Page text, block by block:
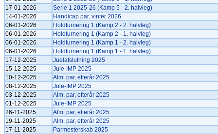
17-01-2026
Serie 1 2025-26 (Kamp 5 - 2. halvleg)
14-01-2026
Handicap par, vinter 2026
06-01-2026
Holdturnering 1 (Kamp 2 - 2. halvleg)
06-01-2026
Holdturnering 1 (Kamp 2 - 1. halvleg)
06-01-2026
Holdturnering 1 (Kamp 1 - 2. halvleg)
06-01-2026
Holdturnering 1 (Kamp 1 - 1. halvleg)
17-12-2025
Juelafslutning 2025
15-12-2025
Jule-IMP 2025
10-12-2025
Alm. par, efterår 2025
08-12-2025
Jule-IMP 2025
03-12-2025
Alm. par, efterår 2025
01-12-2025
Jule-IMP 2025
26-11-2025
Alm. par, efterår 2025
19-11-2025
Alm. par, efterår 2025
17-11-2025
Parmesterskab 2025